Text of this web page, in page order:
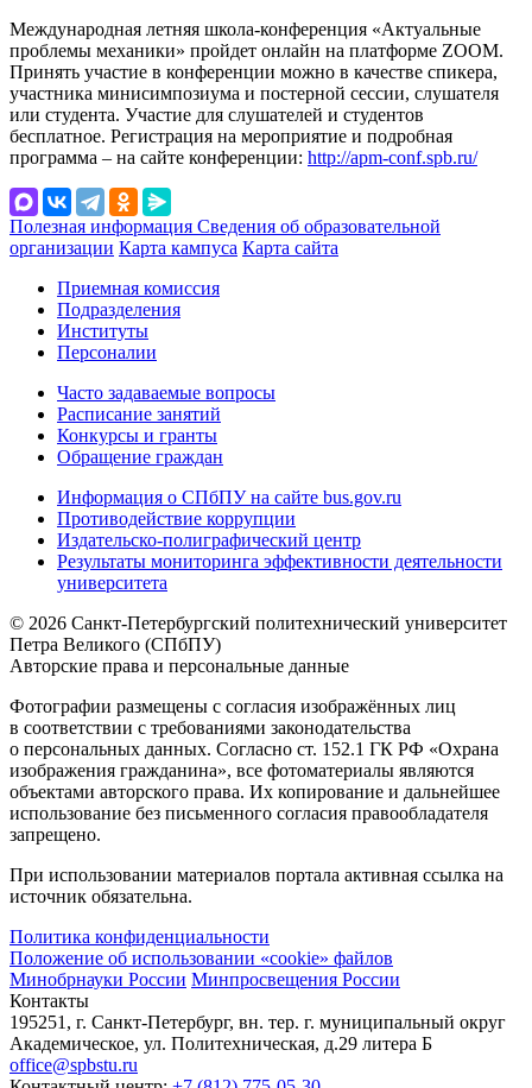
Международная летняя школа-конференция «Актуальные
проблемы механики» пройдет онлайн на платформе ZOOM.
Принять участие в конференции можно в качестве спикера,
участника минисимпозиума и постерной сессии, слушателя
или студента. Участие для слушателей и студентов
бесплатное. Регистрация на мероприятие и подробная
программа – на сайте конференции: http://apm-conf.spb.ru/
Полезная информация Сведения об образовательной
организации Карта кампуса Карта сайта
Приемная комиссия
Подразделения
Институты
Персоналии
Часто задаваемые вопросы
Расписание занятий
Конкурсы и гранты
Обращение граждан
Информация о СПбПУ на сайте bus.gov.ru
Противодействие коррупции
Издательско-полиграфический центр
Результаты мониторинга эффективности деятельности
университета
© 2026 Санкт-Петербургский политехнический университет
Петра Великого (СПбПУ)
Авторские права и персональные данные
Фотографии размещены с согласия изображённых лиц
в соответствии с требованиями законодательства
о персональных данных. Согласно ст. 152.1 ГК РФ «Охрана
изображения гражданина», все фотоматериалы являются
объектами авторского права. Их копирование и дальнейшее
использование без письменного согласия правообладателя
запрещено.
При использовании материалов портала активная ссылка на
источник обязательна.
Политика конфиденциальности
Положение об использовании «cookie» файлов
Минобрнауки России Минпросвещения России
Контакты
195251, г. Санкт-Петербург, вн. тер. г. муниципальный округ
Академическое, ул. Политехническая, д.29 литера Б
office@spbstu.ru